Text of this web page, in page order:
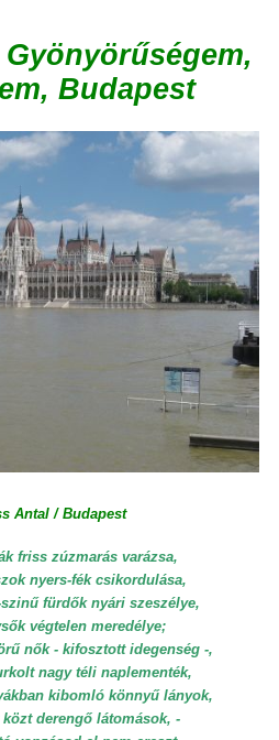
Budapest
Antal / Budapest
friss zúzmarás varázsa,
nyers-fék csikordulása,
fürdők nyári szeszélye,
végtelen meredélye;
nők - kifosztott idegenség -,
nagy téli naplementék,
kibomló könnyű lányok,
derengő látomások, -